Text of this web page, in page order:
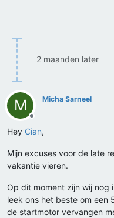
2 maanden later
M
Offline
Micha Sarneel
Hey Cian,
Mijn excuses voor de late
vakantie vieren.
Op dit moment zijn wij nog
leek ons het beste om een
de startmotor vervangen